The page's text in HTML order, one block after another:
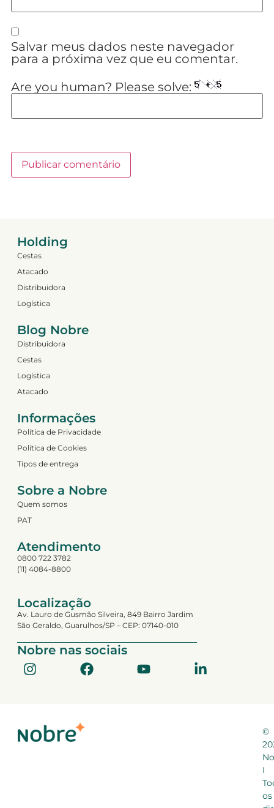
Salvar meus dados neste navegador
para a próxima vez que eu comentar.
Are you human? Please solve:
Holding
Cestas
Atacado
Distribuidora
Logística
Blog Nobre
Distribuidora
Cestas
Logística
Atacado
Informações
Política de Privacidade
Política de Cookies
Tipos de entrega
Sobre a Nobre
Quem somos
PAT
Atendimento
0800 722 3782
(11) 4084-8800
Localização
Av. Lauro de Gusmão Silveira, 849 Bairro Jardim
São Geraldo, Guarulhos/SP – CEP: 07140-010
Nobre nas sociais
©
I
os